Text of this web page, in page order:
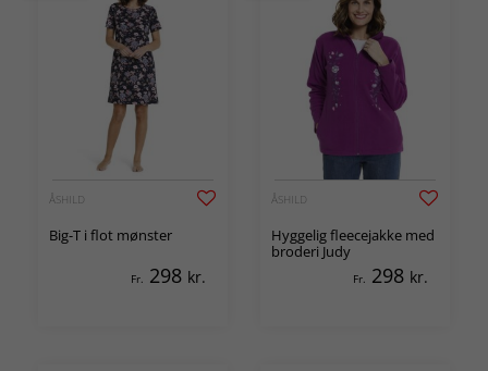
ÅSHILD
Big-T i flot mønster
Fr. 298 kr.
ÅSHILD
Hyggelig fleecejakke med
broderi Judy
Fr. 298 kr.